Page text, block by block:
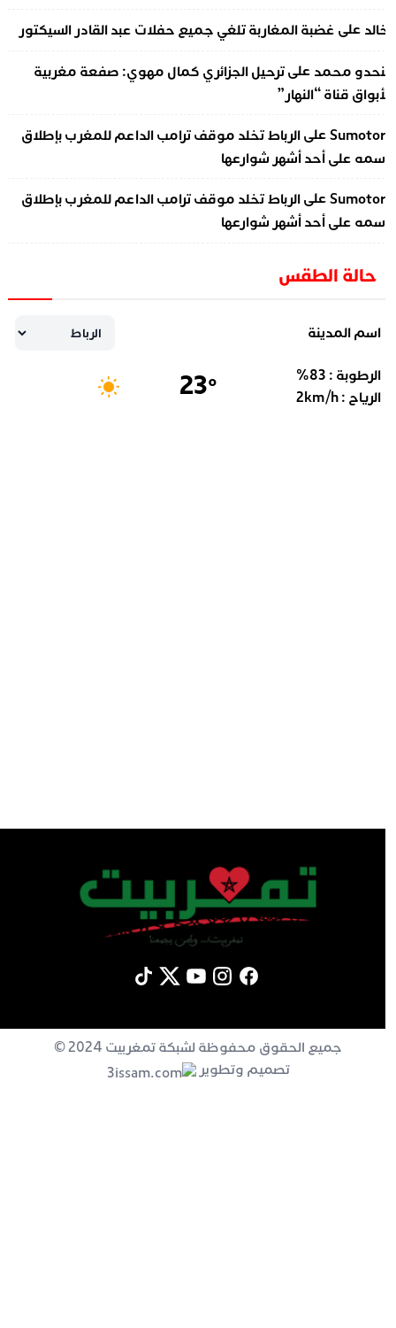
علىغضبة المغاربة تلغي جميع حفلات عبد القادر السيكتور
محمدعلىترحيل الجزائري كمال مهوي: صفعة مغربية
قناة “النهار”
علىالرباط تخلد موقف ترامب الداعم للمغرب بإطلاق
على أحد أشهر شوارعها
علىالرباط تخلد موقف ترامب الداعم للمغرب بإطلاق
على أحد أشهر شوارعها
حالة الطقس
اسم المدينة
الرطوبة : 83
%
الرياح :
2km/h
23
جميع الحقوق محفوظة لشبكة تمغربيت 2024 ©
تصميم وتطوير